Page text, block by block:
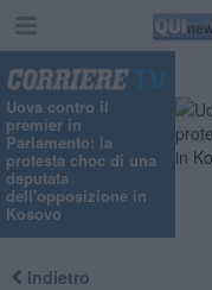
Uova contro il
premier in
Parlamento: la
protesta choc di una
deputata
dell'opposizione in
Kosovo
Indietro